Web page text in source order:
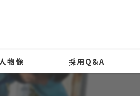
物像 採用Q&A